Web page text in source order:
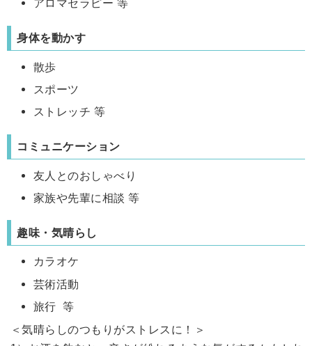
アロマセラピー 等
身体を動かす
散歩
スポーツ
ストレッチ 等
コミュニケーション
友人とのおしゃべり
家族や先輩に相談 等
趣味・気晴らし
カラオケ
芸術活動
旅行 等
＜気晴らしのつもりがストレスに！＞